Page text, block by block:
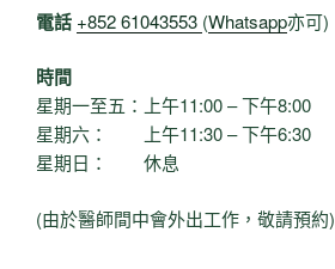
電話 +852 61043553 (Whatsapp亦可)
時間
星期一至五：上午11:00 – 下午8:00
星期六： 上午11:30 – 下午6:30
星期日： 休息
(由於醫師間中會外出工作，敬請預約)